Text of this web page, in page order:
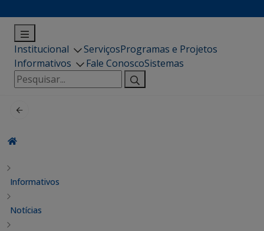
Institucional ServiçosProgramas e Projetos
Informativos
Fale ConoscoSistemas
Pesquisar
por:
Informativos
Notícias